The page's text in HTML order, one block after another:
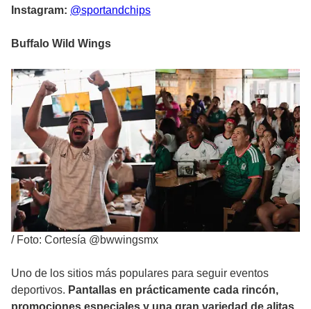
Instagram: @sportandchips
Buffalo Wild Wings
/ Foto: Cortesía @bwwingsmx
Uno de los sitios más populares para seguir eventos
deportivos. Pantallas en prácticamente cada rincón,
promociones especiales y una gran variedad de alitas